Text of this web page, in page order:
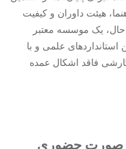
هیئت داوران و کیفیت
حال، یک موسسه معتبر
استانداردهای علمی و با
فاقد اشکال عمده
به صورت حضوری